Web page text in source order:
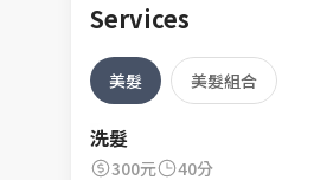
Services
美髮 美髮組合
洗髮
300元 40分